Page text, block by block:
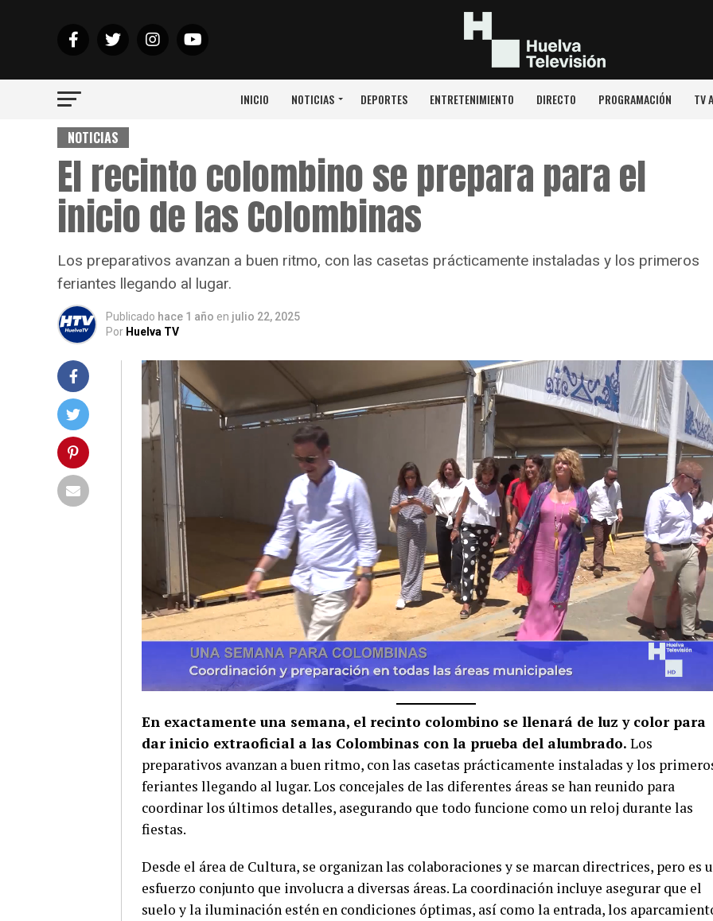
INICIO NOTICIAS DEPORTES ENTRETENIMIENTO DIRECTO PROGRAMACIÓN TV
NOTICIAS
El recinto colombino se prepara para el
inicio de las Colombinas
Los preparativos avanzan a buen ritmo, con las casetas prácticamente instaladas y los primeros
feriantes llegando al lugar.
Publicado hace 1 año en julio 22, 2025
Por Huelva TV
En exactamente una semana, el recinto colombino se llenará de luz y color para
dar inicio extraoficial a las Colombinas con la prueba del alumbrado. Los
preparativos avanzan a buen ritmo, con las casetas prácticamente instaladas y los
feriantes llegando al lugar. Los concejales de las diferentes áreas se han reunido para
coordinar los últimos detalles, asegurando que todo funcione como un reloj durante las
fiestas.
Desde el área de Cultura, se organizan las colaboraciones y se marcan directrices, pero es
esfuerzo conjunto que involucra a diversas áreas. La coordinación incluye asegurar que el
suelo y la iluminación estén en condiciones óptimas, así como la entrada, los